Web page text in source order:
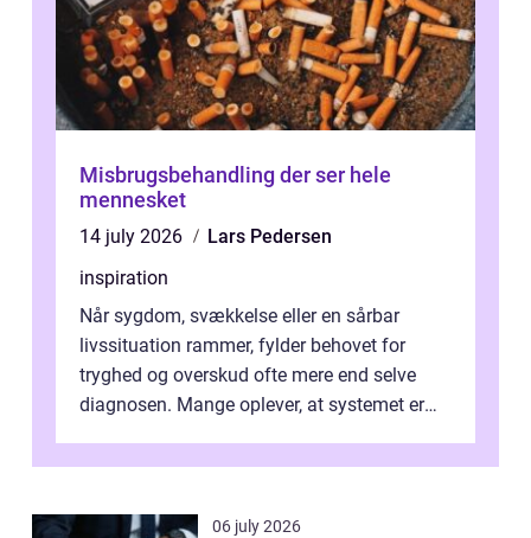
Misbrugsbehandling der ser hele
mennesket
14 july 2026
Lars Pedersen
inspiration
Når sygdom, svækkelse eller en sårbar
livssituation rammer, fylder behovet for
tryghed og overskud ofte mere end selve
diagnosen. Mange oplever, at systemet er
06 july 2026